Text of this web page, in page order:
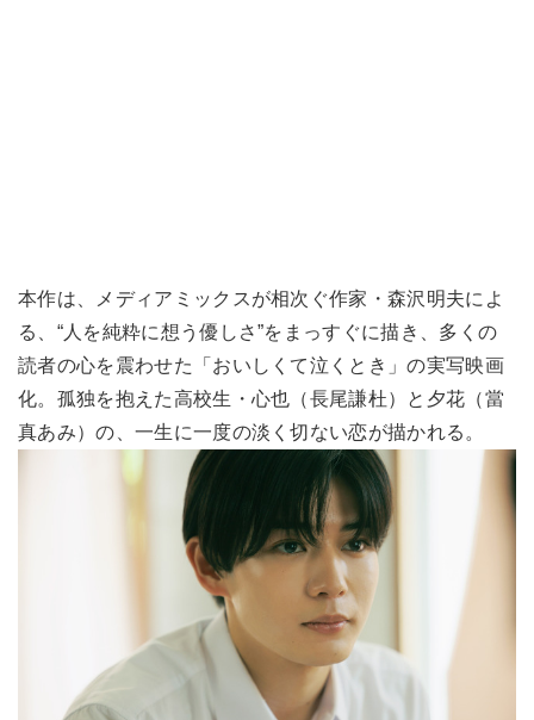
本作は、メディアミックスが相次ぐ作家・森沢明夫によ
る、“人を純粋に想う優しさ”をまっすぐに描き、多くの
読者の心を震わせた「おいしくて泣くとき」の実写映画
化。孤独を抱えた高校生・心也（長尾謙杜）と夕花（當
真あみ）の、一生に一度の淡く切ない恋が描かれる。